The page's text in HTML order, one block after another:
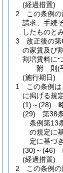
(経過措置)
2
この条例
請求、手続
したものと
3
改正後の
の家賃及び
割増賃料に
附 則(
(施行期日)
1
この条例
に掲げる規
(1)～(28)
(29)
第38
条例第13
の規定に
定に基づ
(30)～(46)
(経過措置)
2
この条例